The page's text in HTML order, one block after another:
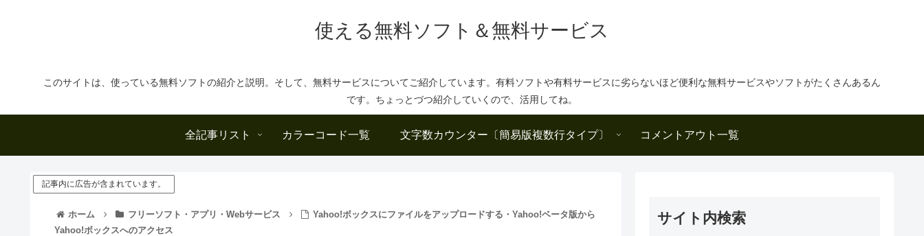
使える無料ソフト＆無料サービス
このサイトは、使っている無料ソフトの紹介と説明。そして、無料サービスについてご紹介しています。有料ソフトや有料サービスに劣らないほど便利な無料サービスやソフトがたくさんあるん
です。ちょっとづつ紹介していくので、活用してね。
全記事リスト カラーコード一覧 文字数カウンター〔簡易版複数行タイプ〕 コメントアウト一覧
記事内に広告が含まれています。
ホーム フリーソフト・アプリ・Webサービス
Yahoo!ボックスにファイルをアップロードする・Yahoo!ベータ版から
Yahoo!ボックスへのアクセス
サイト内検索